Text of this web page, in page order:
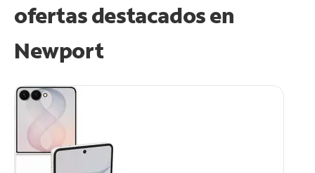
ofertas destacados en
Newport